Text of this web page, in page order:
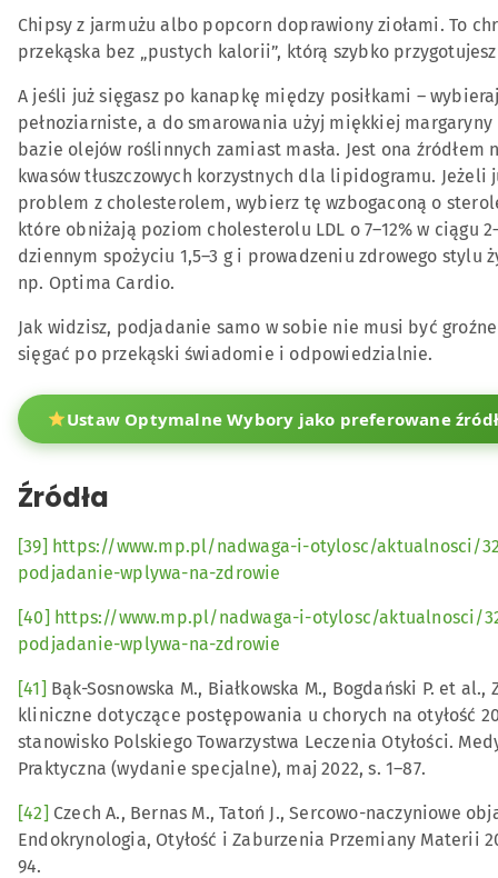
Chipsy z jarmużu albo popcorn doprawiony ziołami. To
przekąska bez „pustych kalorii”, którą szybko
A jeśli już sięgasz po kanapkę między posiłkami –
pełnoziarniste, a do smarowania użyj miękkiej margaryny
bazie olejów roślinnych zamiast masła. Jest ona źródłem
kwasów tłuszczowych korzystnych dla lipidogramu. Jeżeli
problem z cholesterolem, wybierz tę wzbogaconą o
które obniżają poziom cholesterolu LDL o 7–12% w ciągu
dziennym spożyciu 1,5–3 g i prowadzeniu zdrowego stylu
np. Optima Cardio.
Jak widzisz, podjadanie samo w sobie nie musi być
sięgać po przekąski świadomie i odpowiedzialnie.
Ustaw Optymalne Wybory jako preferowane
Źródła
[39] https://www.mp.pl/nadwaga-i-otylosc/aktualnosci/
podjadanie-wplywa-na-zdrowie
[40] https://www.mp.pl/nadwaga-i-otylosc/aktualnosci/
podjadanie-wplywa-na-zdrowie
[41] Bąk-Sosnowska M., Białkowska M., Bogdański P. et al.,
kliniczne dotyczące postępowania u chorych na otyłość
stanowisko Polskiego Towarzystwa Leczenia Otyłości.
Praktyczna (wydanie specjalne), maj 2022, s. 1–87.
[42] Czech A., Bernas M., Tatoń J., Sercowo-naczyniowe
Endokrynologia, Otyłość i Zaburzenia Przemiany Materii
94.